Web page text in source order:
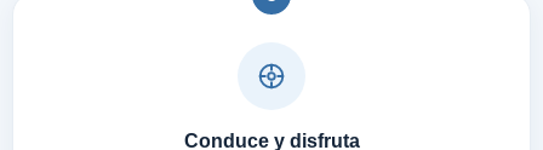
Conduce y disfruta